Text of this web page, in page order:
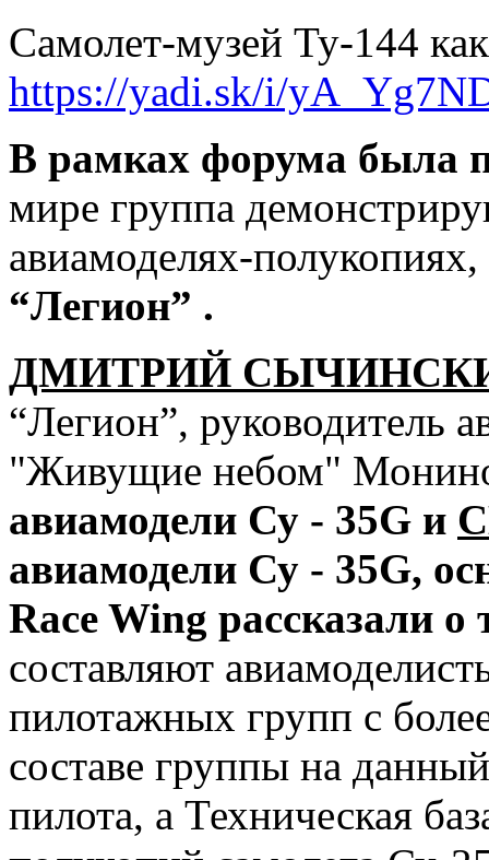
Самолет-музей Ту-144
https://yadi.sk/i/
В рамках форума была
мире группа
авиамоделях-
“Легион” .
ДМИТРИЙ
“Легион”, руководитель
"Живущие небом"
авиамодели Су - 35G и
авиамодели Су - 35G,
Race Wing рассказали о
составляют
пилотажных групп с
составе группы на
пилота, а Техническая